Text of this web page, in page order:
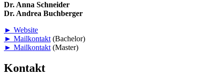
Dr. Anna Schneider
Dr. Andrea Buchberger
► Website
► Mailkontakt (Bachelor)
► Mailkontakt (Master)
Kontakt